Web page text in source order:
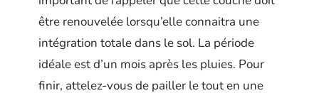
être renouvelée lorsqu’elle connaitra une
intégration totale dans le sol. La période
idéale est d’un mois après les pluies. Pour
finir, attelez-vous de pailler le tout en une